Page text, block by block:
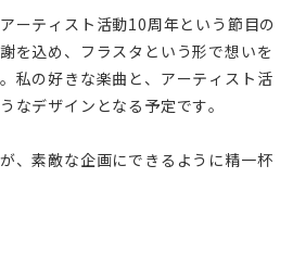
ーティスト活動10周年という節目の
を込め、フラスタという形で想いを
私の好きな楽曲と、アーティスト活
なデザインとなる予定です。
、素敵な企画にできるように精一杯